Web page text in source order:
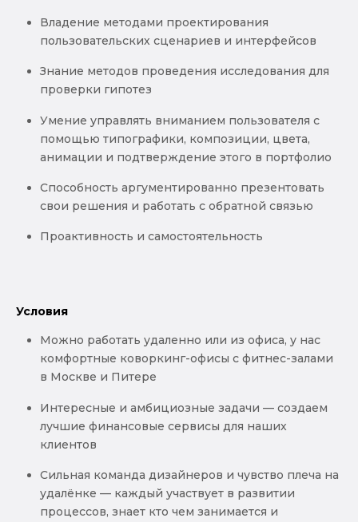
Владение методами проектирования
пользовательских сценариев и интерфейсов
Знание методов проведения исследования для
проверки гипотез
Умение управлять вниманием пользователя с
помощью типографики, композиции, цвета,
анимации и подтверждение этого в портфолио
Способность аргументированно презентовать
свои решения и работать с обратной связью
Проактивность и самостоятельность
Условия
Можно работать удаленно или из офиса, у нас
комфортные коворкинг-офисы с фитнес-залами
в Москве и Питере
Интересные и амбициозные задачи — создаем
лучшие финансовые сервисы для наших
клиентов
Сильная команда дизайнеров и чувство плеча на
удалёнке — каждый участвует в развитии
процессов, знает кто чем занимается и